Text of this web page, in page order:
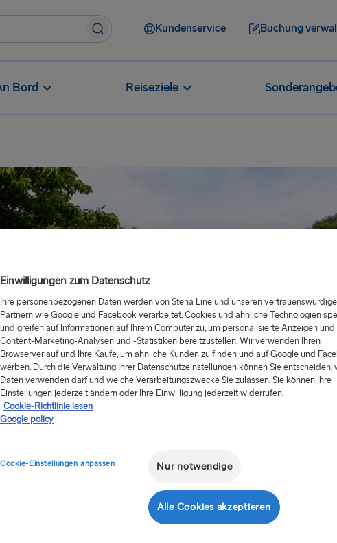
Kundenservice Buchung
Bord Reiseziele
Schwedens, ist
Ab 62.90€
einfache
Trelleborg
Einwilligungen zum Datenschutz
Ihre personenbezogenen Daten werden von Stena Line und unseren
Partnern wie Google und Facebook verarbeitet. Cookies und ähnliche Technologien
und greifen auf Informationen auf Ihrem Computer zu, um personalisierte Anzeigen und
Content-Marketing-Analysen und -Statistiken bereitzustellen. Wir verwenden Ihren
Browserverlauf und Ihre Käufe, um ähnliche Kunden zu finden und auf Google und
werben. Durch die Verwaltung Ihrer Datenschutzeinstellungen können Sie entscheiden,
Daten verwenden darf und welche Verarbeitungszwecke Sie zulassen. Sie können Ihre
Einstellungen jederzeit ändern oder Ihre Einwilligung jederzeit widerrufen.
Cookie-Richtlinie lesen
Google policy
Cookie-Einstellungen anpassen Nur notwendige
Alle Cookies akzeptieren